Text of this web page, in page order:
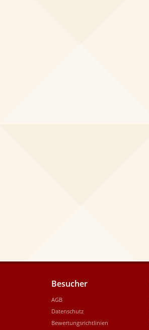
Besucher
AGB
Datenschutz
Bewertungsrichtlinien